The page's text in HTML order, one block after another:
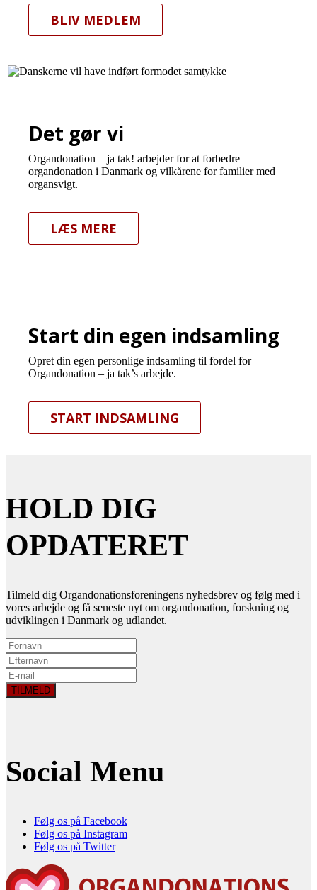
BLIV MEDLEM
Det gør vi
Organdonation – ja tak! arbejder for at forbedre
organdonation i Danmark og vilkårene for familier med
organsvigt.
LÆS MERE
Start din egen indsamling
Opret din egen personlige indsamling til fordel for
Organdonation – ja tak’s arbejde.
START INDSAMLING
HOLD DIG
OPDATERET
Tilmeld dig Organdonationsforeningens nyhedsbrev og følg med i
vores arbejde og få seneste nyt om organdonation, forskning og
udviklingen i Danmark og udlandet.
Social Menu
Følg os på Facebook
Følg os på Instagram
Følg os på Twitter